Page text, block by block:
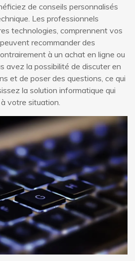
de conseils personnalisés
Les professionnels
technologies, comprennent vos
recommander des
à un achat en ligne ou
avez la possibilité de discuter en
et de poser des questions, ce qui
la solution informatique qui
votre situation.